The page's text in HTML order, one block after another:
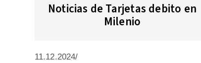
Noticias de Tarjetas debito en
Milenio
11.12.2024/